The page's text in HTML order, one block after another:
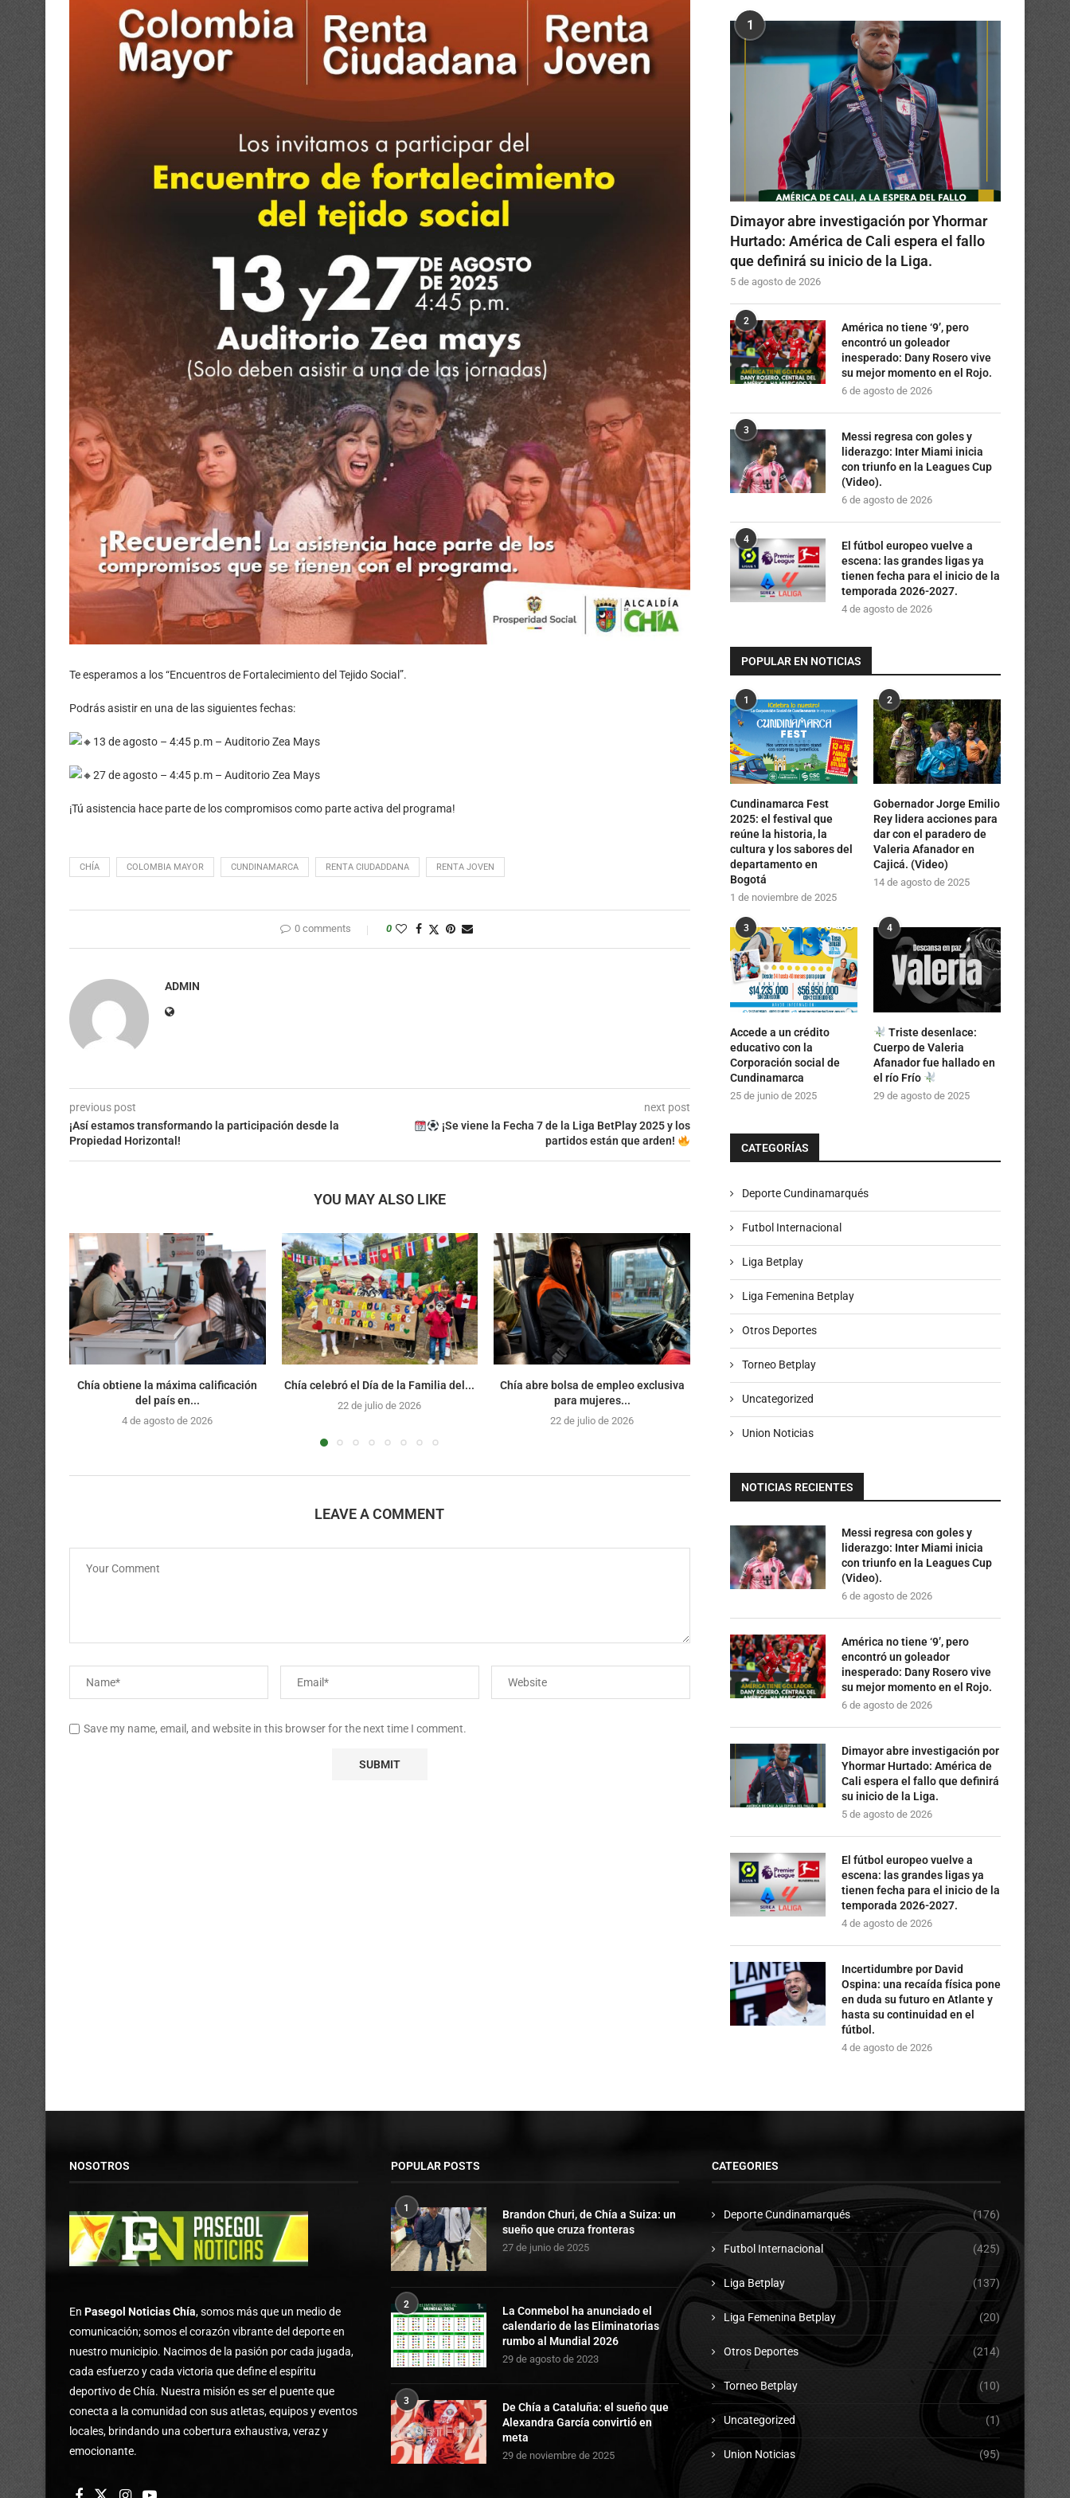
Te esperamos a los “Encuentros de Fortalecimiento del Tejido Social”.
Podrás asistir en una de las siguientes fechas:
13 de agosto – 4:45 p.m – Auditorio Zea Mays
27 de agosto – 4:45 p.m – Auditorio Zea Mays
¡Tú asistencia hace parte de los compromisos como parte activa del programa!
CHÍA COLOMBIA MAYOR CUNDINAMARCA RENTA CIUDADDANA RENTA JOVEN
0 comments 0
ADMIN
previous post
¡Así estamos transformando la participación desde la
Propiedad Horizontal!
next post
¡Se viene la Fecha 7 de la Liga BetPlay 2025 y los
partidos están que arden!
YOU MAY ALSO LIKE
Chía obtiene la máxima calificación
del país en...
4 de agosto de 2026
Chía celebró el Día de la Familia del...
22 de julio de 2026
Chía abre bolsa de empleo exclusiva
para mujeres...
22 de julio de 2026
Impresionante parada militar en el
desfile del 20...
20 de julio de 2026
Chía reunió a destacadas
19 de julio de 2026
LEAVE A COMMENT
Save my name, email, and website in this browser for the next time I comment.
1
Dimayor abre investigación por Yhormar
Hurtado: América de Cali espera el fallo
que definirá su inicio de la Liga.
5 de agosto de 2026
2
América no tiene ‘9’, pero
encontró un goleador
inesperado: Dany Rosero vive
su mejor momento en el Rojo.
6 de agosto de 2026
3
Messi regresa con goles y
liderazgo: Inter Miami inicia
con triunfo en la Leagues Cup
(Video).
6 de agosto de 2026
4
El fútbol europeo vuelve a
escena: las grandes ligas ya
tienen fecha para el inicio de la
temporada 2026-2027.
4 de agosto de 2026
POPULAR EN NOTICIAS
1
Cundinamarca Fest
2025: el festival que
reúne la historia, la
cultura y los sabores del
departamento en
Bogotá
1 de noviembre de 2025
2
Gobernador Jorge Emilio
Rey lidera acciones para
dar con el paradero de
Valeria Afanador en
Cajicá. (Video)
14 de agosto de 2025
3
Accede a un crédito
educativo con la
Corporación social de
Cundinamarca
25 de junio de 2025
4
Triste desenlace:
Cuerpo de Valeria
Afanador fue hallado en
el río Frío
29 de agosto de 2025
CATEGORÍAS
Deporte Cundinamarqués
Futbol Internacional
Liga Betplay
Liga Femenina Betplay
Otros Deportes
Torneo Betplay
Uncategorized
Union Noticias
NOTICIAS RECIENTES
Messi regresa con goles y
liderazgo: Inter Miami inicia
con triunfo en la Leagues Cup
(Video).
6 de agosto de 2026
América no tiene ‘9’, pero
encontró un goleador
inesperado: Dany Rosero vive
su mejor momento en el Rojo.
6 de agosto de 2026
Dimayor abre investigación por
Yhormar Hurtado: América de
Cali espera el fallo que definirá
su inicio de la Liga.
5 de agosto de 2026
El fútbol europeo vuelve a
escena: las grandes ligas ya
tienen fecha para el inicio de la
temporada 2026-2027.
4 de agosto de 2026
Incertidumbre por David
Ospina: una recaída física pone
en duda su futuro en Atlante y
hasta su continuidad en el
fútbol.
4 de agosto de 2026
NOSOTROS
En Pasegol Noticias Chía, somos más que un medio de
comunicación; somos el corazón vibrante del deporte en
nuestro municipio. Nacimos de la pasión por cada jugada,
cada esfuerzo y cada victoria que define el espíritu
deportivo de Chía. Nuestra misión es ser el puente que
conecta a la comunidad con sus atletas, equipos y eventos
locales, brindando una cobertura exhaustiva, veraz y
emocionante.
POPULAR POSTS
1
Brandon Churi, de Chía a Suiza: un
sueño que cruza fronteras
27 de junio de 2025
2
La Conmebol ha anunciado el
calendario de las Eliminatorias
rumbo al Mundial 2026
29 de agosto de 2023
3
De Chía a Cataluña: el sueño que
Alexandra García convirtió en
meta
29 de noviembre de 2025
CATEGORIES
Deporte Cundinamarqués (176)
Futbol Internacional (425)
Liga Betplay (137)
Liga Femenina Betplay (20)
Otros Deportes (214)
Torneo Betplay (10)
Uncategorized (1)
Union Noticias (95)